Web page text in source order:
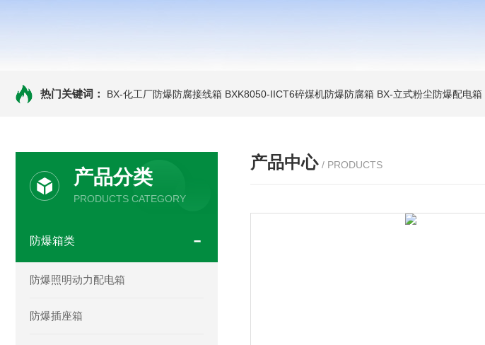
热门关键词： BX-化工厂防爆防腐接线箱 BXK8050-IICT6碎煤机防爆防腐箱 BX-立式粉尘防爆配电箱
产品分类
PRODUCTS CATEGORY
防爆箱类
防爆照明动力配电箱
防爆插座箱
产品中心 / PRODUCTS